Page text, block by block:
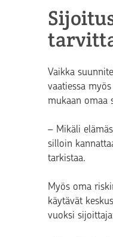
Vaikka
vaatiessa
mukaan omaa
– Mikäli
silloin
tarkistaa.
Myös oma
käytävät
vuoksi